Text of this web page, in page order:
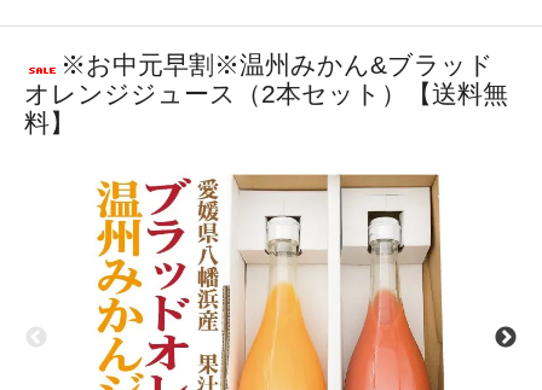
※お中元早割※温州みかん&ブラッド
オレンジジュース（2本セット）【送料無
料】